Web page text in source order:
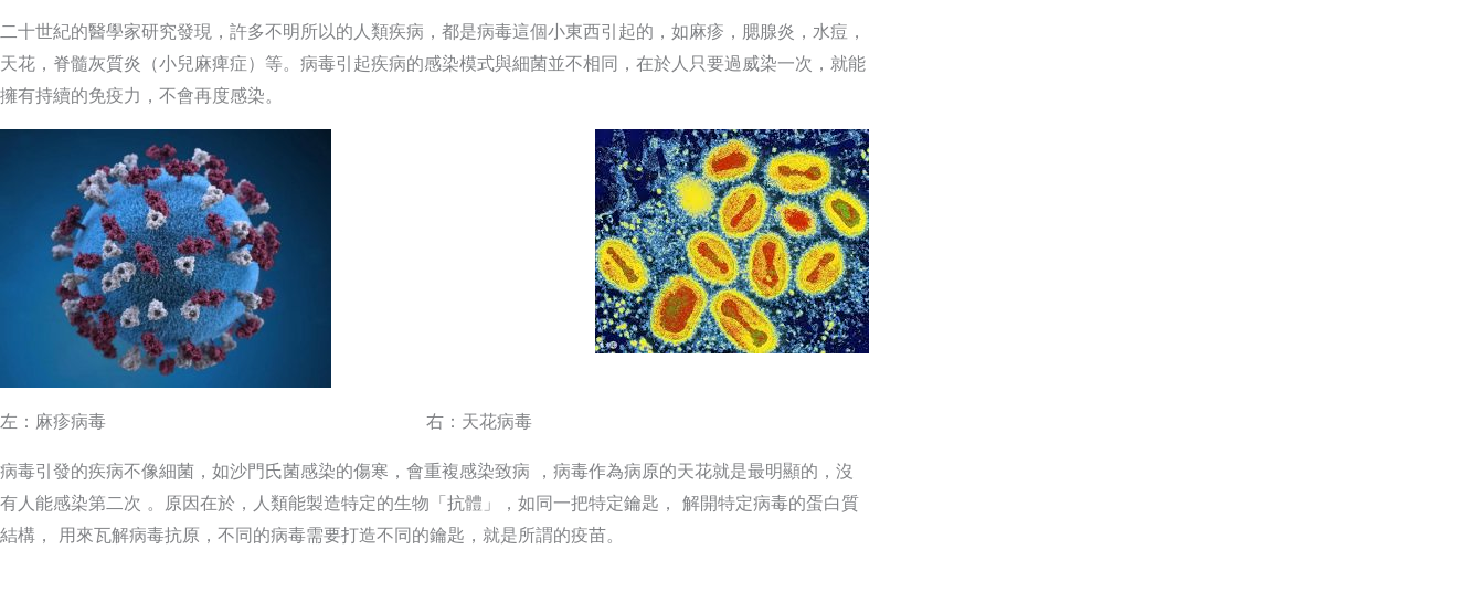
二十世紀的醫學家研究發現，許多不明所以的人類疾病，都是病毒這個小東西引起的，如麻疹，腮腺炎，水痘，
天花，脊髓灰質炎（小兒麻痺症）等。病毒引起疾病的感染模式與細菌並不相同，在於人只要過威染一次，就能
擁有持續的免疫力，不會再度感染。
左：麻疹病毒 右：天花病毒
病毒引發的疾病不像細菌，如沙門氏菌感染的傷寒，會重複感染致病 ，病毒作為病原的天花就是最明顯的，沒
有人能感染第二次 。原因在於，人類能製造特定的生物「抗體」，如同一把特定鑰匙， 解開特定病毒的蛋白質
結構， 用來瓦解病毒抗原，不同的病毒需要打造不同的鑰匙，就是所謂的疫苗。